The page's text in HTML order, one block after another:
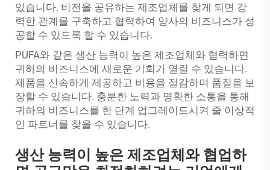
있습니다. 비전을 공유하는 제조업체를 찾게 되면 강
력한 관계를 구축하고 협력하여 양사의 비즈니스가 성
공할 수 있도록 할 수 있습니다.
PUFA와 같은 생산 능력이 높은 제조업체와 협력하면
귀하의 비즈니스에 새로운 기회가 열릴 수 있습니다.
제품을 신속하게 제공하고 비용을 절감하며 품질을 보
장할 수 있습니다. 충분한 노력과 명확한 소통을 통해
귀하의 비즈니스를 한 단계 업그레이드시켜 줄 이상적
인 파트너를 찾을 수 있습니다.
생산 능력이 높은 제조업체와 협업하